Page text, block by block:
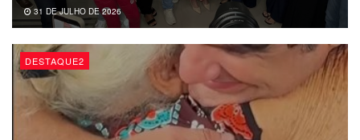
31 DE JULHO DE 2026
DESTAQUE2